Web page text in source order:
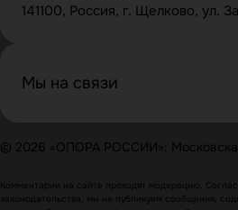
141100, Россия, г. Щелково, ул.
Мы на связи
© 2026 «ОПОРА РОССИИ»:
Комментарии на сайте проходят модерацию.
законодательства, мы не публикуем сообщения,